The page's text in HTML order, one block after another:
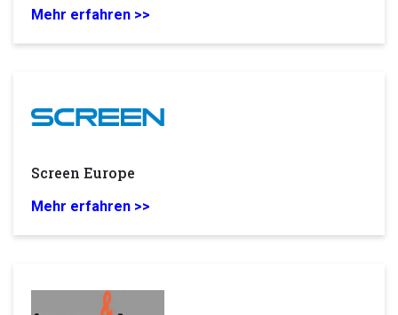
Mehr erfahren >>
Screen Europe
Mehr erfahren >>